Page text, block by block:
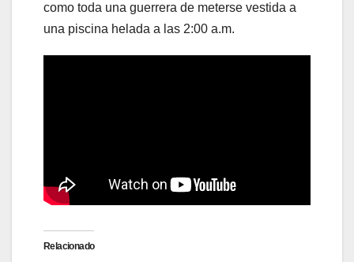
como toda una guerrera de meterse vestida a
una piscina helada a las 2:00 a.m.
Relacionado